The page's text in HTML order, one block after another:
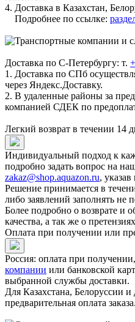
4. Доставка в Казахстан,
Подробнее по ссылке:
Доставка по С-Петербургу: т.
1. Доставка по СПб
через Яндекс.Доставку.
2. В удаленные районы за
компанией СДЕК по
Легкий возврат в течении 14
Индивидуальный подход к
подробно задать вопрос на
zakaz@shop.aquazon.ru, указав
Решение принимается в
либо заявлений заполнять не
Более подробно о возврате и
качества, а так же о
Оплата при получении или
Россия: оплата при
компании или банковской
выбранной службы доставки.
Для Казахстана, Белоруссии и
предварительная оплата заказа.